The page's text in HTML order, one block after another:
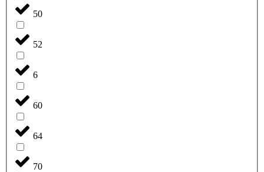
50
52
6
60
64
70